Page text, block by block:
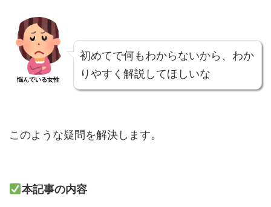
悩んでいる女性
初めてで何もわからないから、わか
りやすく解説してほしいな
このような疑問を解決します。
本記事の内容